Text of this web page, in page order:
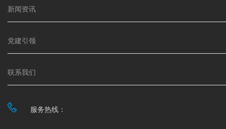
新闻资讯
党建引领
联系我们
服务热线：